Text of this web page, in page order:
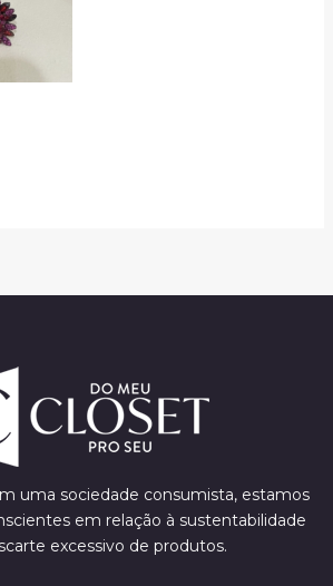
uma sociedade consumista, estamos
em relação à sustentabilidade
excessivo de produtos.